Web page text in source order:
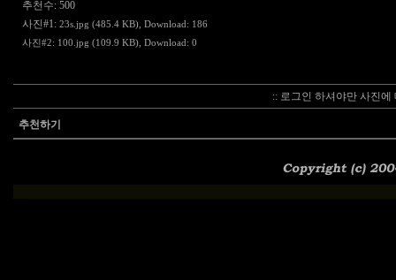
추천수: 500
사진#1: 23s.jpg (485.4 KB) , Download: 186
사진#2: 100.jpg (109.9 KB) , Download: 0
:: 로그인 하셔야만 사진
추천하기